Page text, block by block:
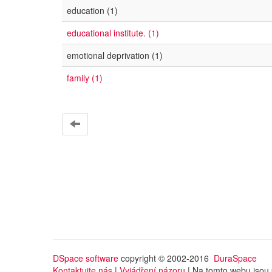
education (1)
educational institute. (1)
emotional deprivation (1)
family (1)
DSpace software copyright © 2002-2016 DuraSpace